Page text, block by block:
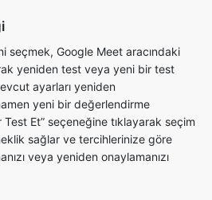
seçmek, Google Meet aracındaki
yeniden test veya yeni bir test
ayarları yeniden
yeni bir değerlendirme
Et” seçeneğine tıklayarak seçim
sağlar ve tercihlerinize göre
veya yeniden onaylamanızı